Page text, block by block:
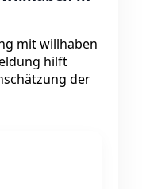
mit willhaben
hilft
der